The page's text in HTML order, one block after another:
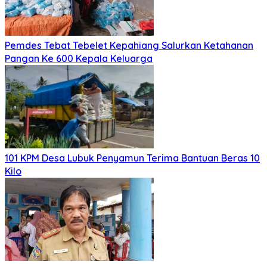
Pemdes Tebat Tebelet Kepahiang Salurkan Ketahanan
Pangan Ke 600 Kepala Keluarga
101 KPM Desa Lubuk Penyamun Terima Bantuan Beras 10
Kilo